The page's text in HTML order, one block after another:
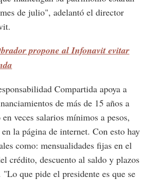
de julio", adelantó el director
propone al Infonavit evitar
Compartida apoya a
de más de 15 años a
veces salarios mínimos a pesos,
la página de internet. Con esto hay
como: mensualidades fijas en el
crédito, descuento al saldo y plazos
que pide el presidente es que se